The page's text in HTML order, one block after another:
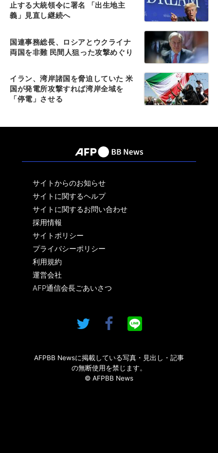
止する大統領令に署名 「出生地主
義」見直し継続へ
国連事務総長、ロシアとウクライナ
両国を非難 民間人狙った攻撃めぐり
イラン、湾岸諸国を脅迫していた 米
国が発電所攻撃すれば湾岸全域を
「停電」させる
サイトからのお知らせ
サイトに関するヘルプ
サイトに関するお問い合わせ
採用情報
サイトポリシー
プライバシーポリシー
利用規約
運営会社
AFP通信会長ごあいさつ
AFPBB Newsに掲載している写真・見出し・記事
の無断使用を禁じます。
© AFPBB News